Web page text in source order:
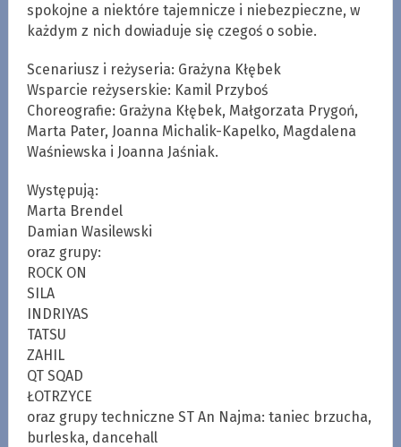
spokojne a niektóre tajemnicze i niebezpieczne, w
każdym z nich dowiaduje się czegoś o sobie.
Scenariusz i reżyseria: Grażyna Kłębek
Wsparcie reżyserskie: Kamil Przyboś
Choreografie: Grażyna Kłębek, Małgorzata Prygoń,
Marta Pater, Joanna Michalik-Kapelko, Magdalena
Waśniewska i Joanna Jaśniak.
Występują:
Marta Brendel
Damian Wasilewski
oraz grupy:
ROCK ON
SILA
INDRIYAS
TATSU
ZAHIL
QT SQAD
ŁOTRZYCE
oraz grupy techniczne ST An Najma: taniec brzucha,
burleska, dancehall